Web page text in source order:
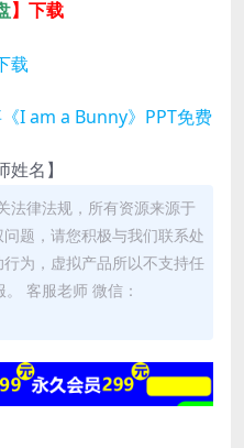
】下载
载
I am a Bunny》PPT免费
名】
法律法规，所有资源来源于
题，请您积极与我们联系处
为，虚拟产品所以不支持任
客服老师 微信：